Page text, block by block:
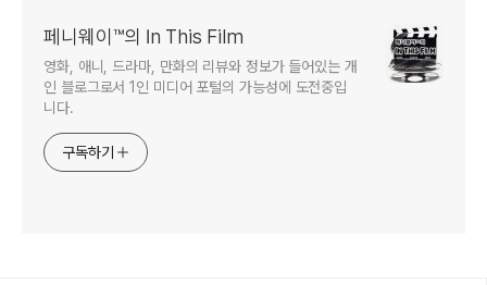
페니웨이™의 In This Film
영화, 애니, 드라마, 만화의 리뷰와 정보가 들어있는 개
인 블로그로서 1인 미디어 포털의 가능성에 도전중입
니다.
구독하기